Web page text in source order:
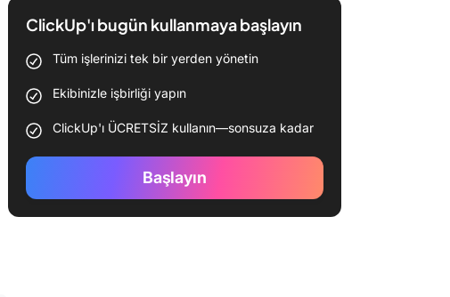
ClickUp'ı bugün kullanmaya başlayın
Tüm işlerinizi tek bir yerden yönetin
Ekibinizle işbirliği yapın
ClickUp'ı ÜCRETSİZ kullanın—sonsuza kadar
Başlayın